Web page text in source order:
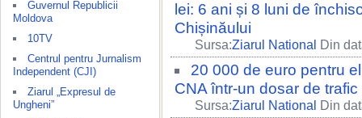
Guvernul Republicii
Moldova
10TV
Centrul pentru Jurnalism
Independent (CJI)
Ziarul „Expresul de
Ungheni”
lei: 6 ani și 8 luni de
Chișinăului
Sursa:Ziarul National Din
20 000 de euro pentru
CNA într-un dosar de
Sursa:Ziarul National Din